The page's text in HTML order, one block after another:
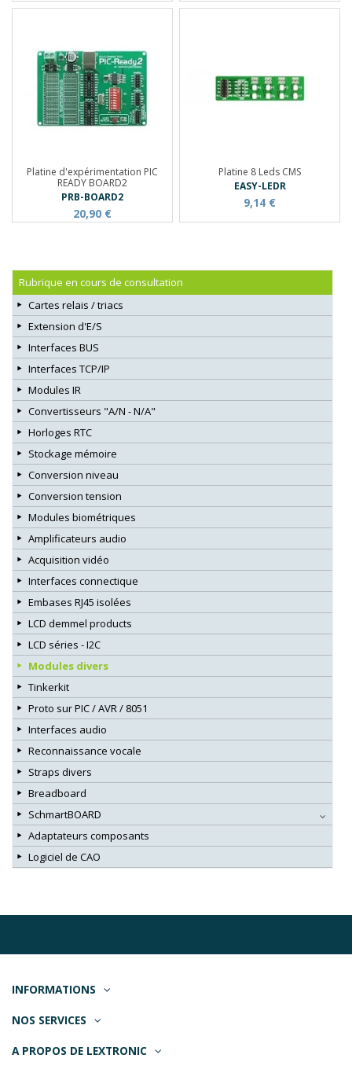
Platine d'expérimentation PIC
READY BOARD2
PRB-BOARD2
20,90 €
Platine 8 Leds CMS
EASY-LEDR
9,14 €
Rubrique en cours de consultation
Cartes relais / triacs
Extension d'E/S
Interfaces BUS
Interfaces TCP/IP
Modules IR
Convertisseurs "A/N - N/A"
Horloges RTC
Stockage mémoire
Conversion niveau
Conversion tension
Modules biométriques
Amplificateurs audio
Acquisition vidéo
Interfaces connectique
Embases RJ45 isolées
LCD demmel products
LCD séries - I2C
Modules divers
Tinkerkit
Proto sur PIC / AVR / 8051
Interfaces audio
Reconnaissance vocale
Straps divers
Breadboard
SchmartBOARD
Adaptateurs composants
Logiciel de CAO
INFORMATIONS
NOS SERVICES
A PROPOS DE LEXTRONIC